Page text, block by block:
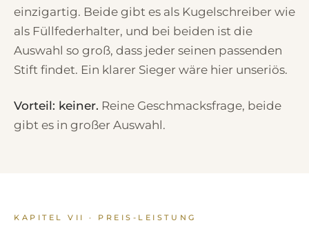
einzigartig. Beide gibt es als Kugelschreiber wie
als Füllfederhalter, und bei beiden ist die
Auswahl so groß, dass jeder seinen passenden
Stift findet. Ein klarer Sieger wäre hier unseriös.
Vorteil: keiner. Reine Geschmacksfrage, beide
gibt es in großer Auswahl.
KAPITEL VII · PREIS-LEISTUNG